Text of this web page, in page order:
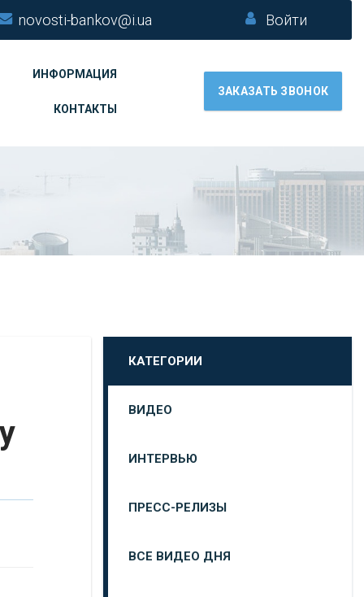
novosti-bankov@i.ua Войти
ИНФОРМАЦИЯ
КОНТАКТЫ
ЗАКАЗАТЬ ЗВОНОК
КАТЕГОРИИ
ВИДЕО
ИНТЕРВЬЮ
ПРЕСС-РЕЛИЗЫ
ВСЕ ВИДЕО ДНЯ